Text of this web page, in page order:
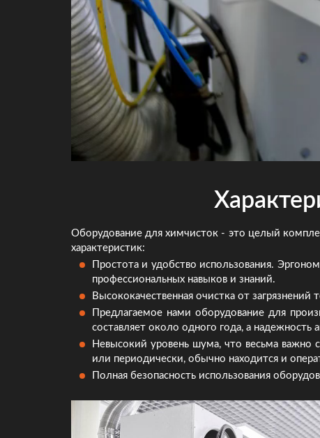
Оборудование для химчисток - это целый
характеристик:
Простота и удобство использования.
профессиональных навыков и знаний.
Высококачественная очистка от
Предлагаемое нами оборудование для
составляет около одного года, а
Невысокий уровень шума, что весьма важно
или периодически, обычно находится и
Полная безопасность использования